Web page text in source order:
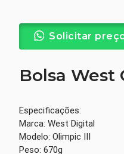
Solicitar
Bolsa West
Especificações:
Marca: West Digital
Modelo: Olimpic III
Peso: 670g